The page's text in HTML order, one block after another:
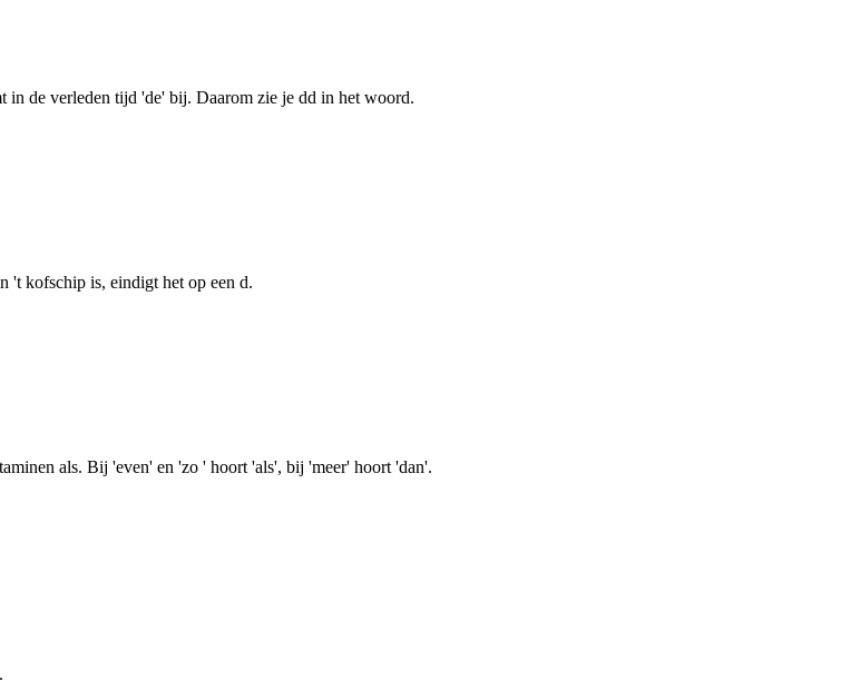
de verleden tijd 'de' bij. Daarom zie je dd in het woord.
't kofschip is, eindigt het op een d.
als. Bij 'even' en 'zo ' hoort 'als', bij 'meer' hoort 'dan'.